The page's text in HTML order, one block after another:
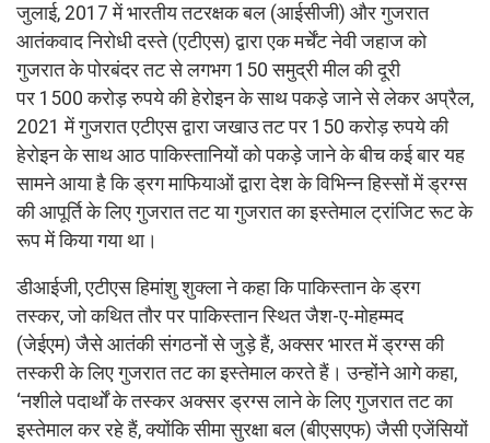
जुलाई, 2017 में भारतीय तटरक्षक बल (आईसीजी) और गुजरात
आतंकवाद निरोधी दस्ते (एटीएस) द्वारा एक मर्चेंट नेवी जहाज को
गुजरात के पोरबंदर तट से लगभग 150 समुद्री मील की दूरी
पर 1500 करोड़ रुपये की हेरोइन के साथ पकड़े जाने से लेकर अप्रैल,
2021 में गुजरात एटीएस द्वारा जखाउ तट पर 150 करोड़ रुपये की
हेरोइन के साथ आठ पाकिस्तानियों को पकड़े जाने के बीच कई बार यह
सामने आया है कि ड्रग माफियाओं द्वारा देश के विभिन्न हिस्सों में ड्रग्स
की आपूर्ति के लिए गुजरात तट या गुजरात का इस्तेमाल ट्रांजिट रूट के
रूप में किया गया था।
डीआईजी, एटीएस हिमांशु शुक्ला ने कहा कि पाकिस्तान के ड्रग
तस्कर, जो कथित तौर पर पाकिस्तान स्थित जैश-ए-मोहम्मद
(जेईएम) जैसे आतंकी संगठनों से जुड़े हैं, अक्सर भारत में ड्रग्स की
तस्करी के लिए गुजरात तट का इस्तेमाल करते हैं। उन्होंने आगे कहा,
‘नशीले पदार्थों के तस्कर अक्सर ड्रग्स लाने के लिए गुजरात तट का
इस्तेमाल कर रहे हैं, क्योंकि सीमा सुरक्षा बल (बीएसएफ) जैसी एजेंसियों